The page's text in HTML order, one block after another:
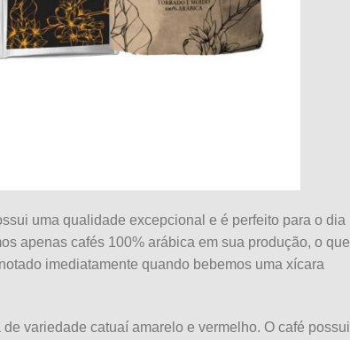
uma qualidade excepcional e é perfeito para o dia
apenas cafés 100% arábica em sua produção, o que
imediatamente quando bebemos uma xícara
variedade catuaí amarelo e vermelho. O café possui